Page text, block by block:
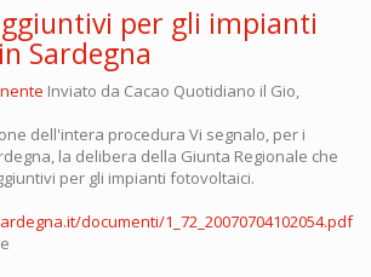
per gli impianti
Sardegna
Inviato da Cacao Quotidiano il Gio,
dell'intera procedura Vi segnalo, per i
la delibera della Giunta Regionale che
per gli impianti fotovoltaici.
documenti/1_72_20070704102054.pdf